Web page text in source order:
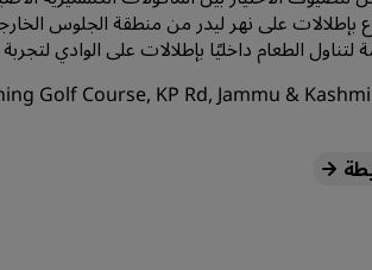
قاعات الزفاف
إقامات مستدامة
إقامات الفرق
بإطلالات على نهر ليدر من منطقة الجلوس
الطعام داخليًا بإطلالات على الوادي